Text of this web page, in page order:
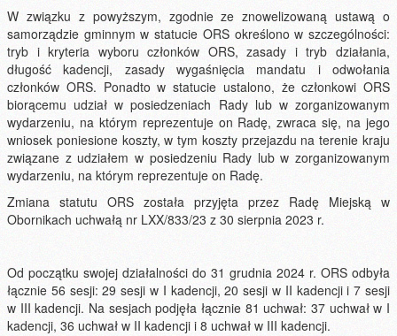
W związku z powyższym, zgodnie ze znowelizowaną ustawą o
samorządzie gminnym w statucie ORS określono w szczególności:
tryb i kryteria wyboru członków ORS, zasady i tryb działania,
długość kadencji, zasady wygaśnięcia mandatu i odwołania
członków ORS. Ponadto w statucie ustalono, że członkowi ORS
biorącemu udział w posiedzeniach Rady lub w zorganizowanym
wydarzeniu, na którym reprezentuje on Radę, zwraca się, na jego
wniosek poniesione koszty, w tym koszty przejazdu na terenie kraju
związane z udziałem w posiedzeniu Rady lub w zorganizowanym
wydarzeniu, na którym reprezentuje on Radę.
Zmiana statutu ORS została przyjęta przez Radę Miejską w
Obornikach uchwałą nr LXX/833/23 z 30 sierpnia 2023 r.
Od początku swojej działalności do 31 grudnia 2024 r. ORS odbyła
łącznie 56 sesji: 29 sesji w I kadencji, 20 sesji w II kadencji i 7 sesji
w III kadencji. Na sesjach podjęła łącznie 81 uchwał: 37 uchwał w I
kadencji, 36 uchwał w II kadencji i 8 uchwał w III kadencji.